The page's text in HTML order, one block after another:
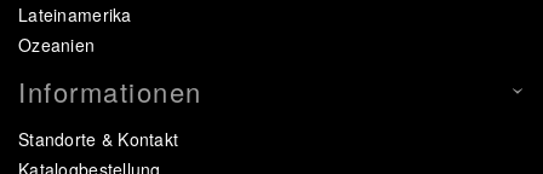
Lateinamerika
Ozeanien
Informationen
Standorte & Kontakt
Katalogbestellung